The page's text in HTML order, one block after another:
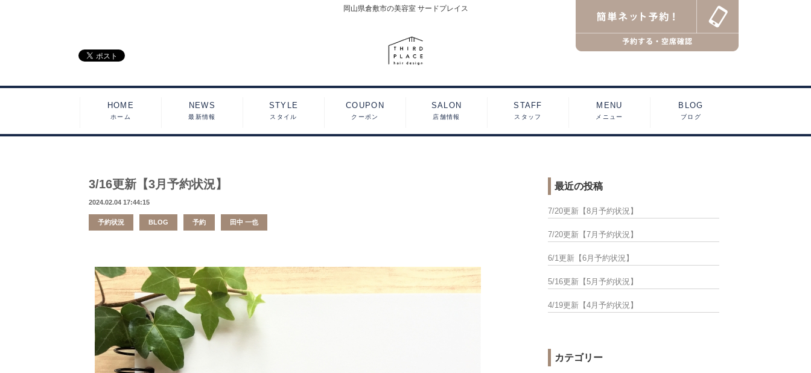
岡山県倉敷市の美容室 サードプレイス
HOME
ホーム
NEWS
最新情報
STYLE
スタイル
COUPON
クーポン
SALON
店舗情報
STAFF
スタッフ
MENU
メニュー
BLOG
ブログ
3/16更新【3月予約状況】
2024.02.04 17:44:15
予約状況 BLOG 予約 田中 一也
最近の投稿
7/20更新【8月予約状況】
7/20更新【7月予約状況】
6/1更新【6月予約状況】
5/16更新【5月予約状況】
4/19更新【4月予約状況】
カテゴリー